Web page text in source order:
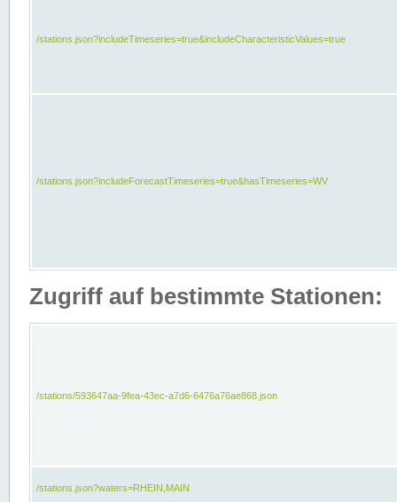
/stations.json?includeTimeseries=true&includeCharacteristicValues=true
/stations.json?includeForecastTimeseries=true&hasTimeseries=WV
Zugriff auf bestimmte Stationen:
/stations/593647aa-9fea-43ec-a7d6-6476a76ae868.json
/stations.json?waters=RHEIN,MAIN